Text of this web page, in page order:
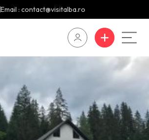
Email : contact@visitalba.ro